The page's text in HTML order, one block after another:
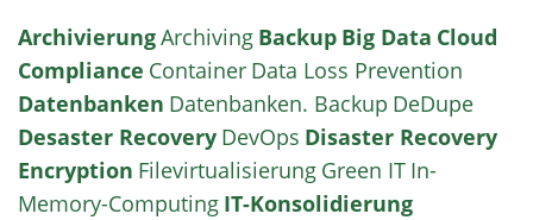
ArchivierungArchiving Backup Big Data Cloud
Compliance Container Data Loss Prevention
Datenbanken Datenbanken. Backup DeDupe
Desaster Recovery DevOps Disaster Recovery
Encryption Filevirtualisierung Green IT In-
Memory-Computing IT-Konsolidierung